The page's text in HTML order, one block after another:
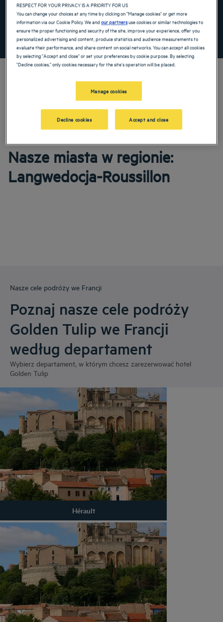
ZNAJDŹ HOTEL
Dodaj specjalny kod
Nasze hotele Golden Tulip witają Cię w: Langwedocja-Roussillon. Restauracje,
parking, dostępna sala konferencyjna, wygodne pokoje — robimy, co w naszej
mocy, aby Twój pobyt był jak najbardziej komfortowy. Nasza szeroka paleta usług
z pewnością uprzyjemni Ci czas odpoczynku i regeneracji.
Nasze miasta w regionie:
Langwedocja-Roussillon
Nasze cele podróży we Francji
Poznaj nasze cele podróży
Golden Tulip we Francji
według departament
Wybierz departament, w którym chcesz zarezerwować hotel
Golden Tulip
Hérault
RESPECT FOR YOUR PRIVACY IS A PRIORITY FOR US
You can change your choices at any time by clicking on "Manage cookies" or get more
information via our Cookie Policy. We andour partnersuse cookies or similar technologies to
ensure the proper functioning and security of the site, improve your experience, offer you
personalized advertising and content, produce statistics and audience measurements to
evaluate their performance, and share content on social networks. You can accept all cookies
by selecting "Accept and close" or set your preferences by cookie purpose. By selecting
"Decline cookies," only cookies necessary for the site's operation will be placed.
Manage cookies
Decline cookies Accept and close